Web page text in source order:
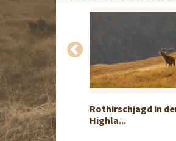
Rothirschjagd in
Highla...